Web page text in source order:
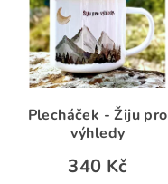
Plecháček - Žiju pro
výhledy
340 Kč